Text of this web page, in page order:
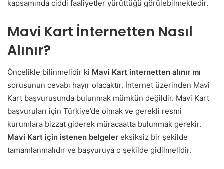
kapsamında ciddi faaliyetler yürüttüğü görülebilmektedir.
Mavi Kart İnternetten Nasıl
Alınır?
Öncelikle bilinmelidir ki Mavi Kart internetten alınır mı
sorusunun cevabı hayır olacaktır. İnternet üzerinden Mavi
Kart başvurusunda bulunmak mümkün değildir. Mavi Kart
başvuruları için Türkiye’de olmak ve gerekli resmi
kurumlara bizzat giderek müracaatta bulunmak gerekir.
Mavi Kart için istenen belgeler eksiksiz bir şekilde
tamamlanmalıdır ve başvuruya o şekilde gidilmelidir.